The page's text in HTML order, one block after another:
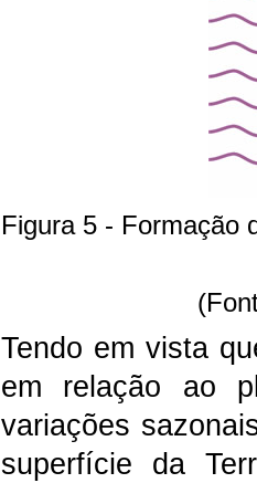
Figura 5 - Formação
Tendo em vista
em relação ao
variações
superfície da